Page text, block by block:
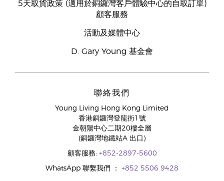
5天取貨政策 (適用於銅鑼灣客戶體驗中心的自取訂單)
顧客服務
活動及媒體中心
D. Gary Young 基金會
聯絡我們
Young Living Hong Kong Limited
香港銅鑼灣登龍街1號
金朝陽中心二期20樓全層
(銅鑼灣地鐵站A 出口)
顧客服務: +852-2897-5600
WhatsApp 聯繫我們 ： +852 5506 9428